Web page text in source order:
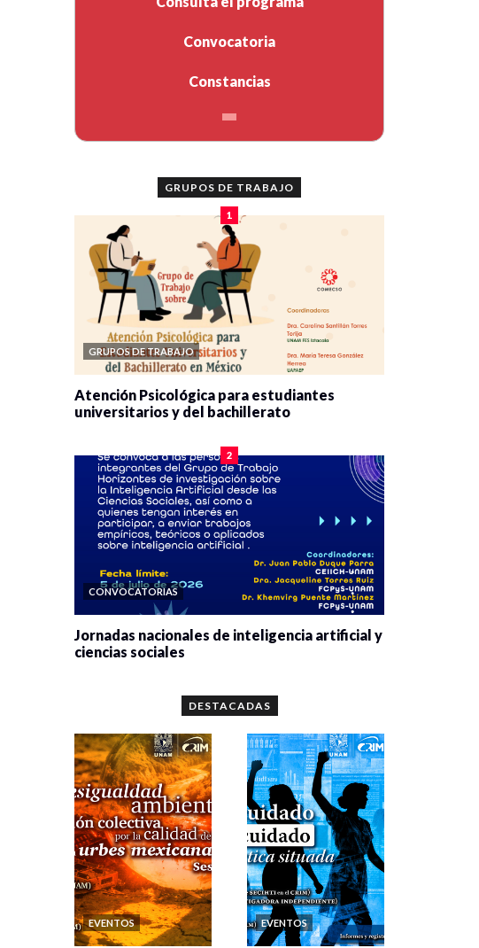
Convocatoria
Constancias
GRUPOS DE TRABAJO
1
GRUPOS DE TRABAJO
Atención Psicológica para estudiantes
universitarios y del bachillerato
2
CONVOCATORIAS
Jornadas nacionales de inteligencia artificial y
ciencias sociales
DESTACADAS
EVENTOS EVENTOS